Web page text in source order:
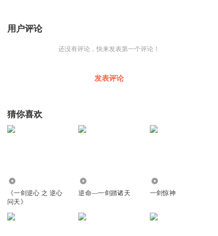
用户评论
还没有评论，快来发表第一个评论！
发表评论
猜你喜欢
《一剑逆心 之 逆心
问天》
逆命—一剑踏诸天 一剑惊神